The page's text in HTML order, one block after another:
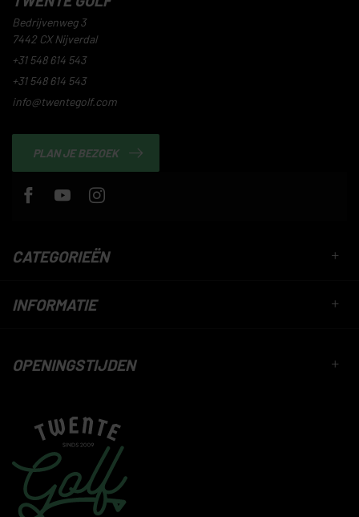
Bedrijvenweg 3
7442 CX Nijverdal
+31 548 614 543
+31 548 614 543
info@twentegolf.com
PLAN JE BEZOEK
CATEGORIEËN
INFORMATIE
OPENINGSTIJDEN